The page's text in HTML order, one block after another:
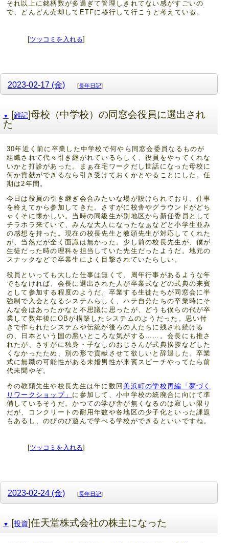
それ以上に銘柄数が多過ぎて管理しきれてない感がすごいの
で、どんどん売却してETFに移行して行こうと考えている。
[ツッコミを入れる]
2023-02-17 (金) [長年日記]
▼ [雑記]母校（中学校）の同窓会役員に選出され
た
30年近く前に卒業した中学校で何やら同窓会委員なるものが
組織されて代々引き継がれているらしく、役員をやってくれな
いかと打診があった。まぁ在宅ワークだし世話になった母校に
何か貢献ができるなら引き受けておくかとやることにした。任
期は2年間。
今日は役員の引き継ぎ会合みたいな場が設けられており、仕事
を終えてから参加してきた。さすがに校舎やグラウンドがどち
ゃくそに懐かしい。当時の同級生が別地区から新任委員として
チラホラ来ていて、みんな大人になったなぁなどと小学生並み
の感想を持った。現在の校長先生と教頭先生が対応してくれた
が、当然だが全く面識は無かった。少し前の校長先生が、僕が
生徒だった時の理科を担当していた先生だったようだ。地元の
スナックなどで卒業生によく目撃されていたらしい。
役員といっても大した仕事は無くて、周年行事があるような年
でもなければ、会長に選出された人が卒業式などの式典の来賓
として参加する程度のようだ。卒業する生徒たちが同窓会に半
強制で入会となるシステムらしく、ハテ自分たちの卒業時にそ
んな会はあったかなと不思議に思ったが、どうも僕らの代が卒
業して数年後にOBが構築したシステムのようだった。思い付
きで作られたシステムや伝統が後ろの人たちに残され続ける
の、日本という国の悪いところな気がする……。会長にも推さ
れたが、さすがに独身・子なしのおじさんが式典挨拶などした
くなかったため、別の形で貢献させて欲しいと辞退した。卒業
式に無職の可能性がある未婚男性が来賓スピーチやってたら前
代未聞やぞ。
今の教頭先生や校長先生は年に数回美浜町の学校再編「夢づく
りワークショップ」 に参加して、小中学校の統廃合に向けて準
備しているそうだ。かつての学び舎が無くなるのは寂しい限り
だが、コンクリートの耐用年数や各地区の少子化といった課題
もあるし、のびのび遊んで学べる学校ができるといいですね。
[ツッコミを入れる]
2023-02-24 (金) [長年日記]
▼ [投資]任天堂株式会社の株主になった